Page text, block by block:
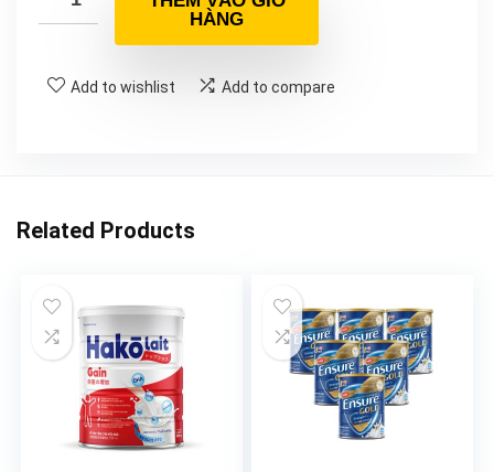
HÀNG
Add to wishlist Add to compare
Related Products